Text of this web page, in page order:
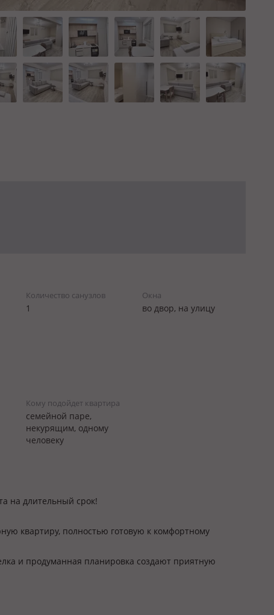
Количество санузлов
1
Окна
во двор, на улицу
Кому подойдет квартира
семейной паре,
некурящим, одному
человеку
на длительный срок!
квартиру, полностью готовую к комфортному
и продуманная планировка создают приятную